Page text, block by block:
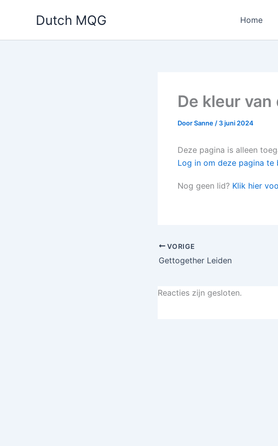
Dutch MQG Home
De kleur
DoorSanne / 3 juni 2024
Deze pagina is alleen
Log in om deze pagina te
Nog geen lid? Klik hier
VORIGE
Gettogether Leiden
Reacties zijn gesloten.